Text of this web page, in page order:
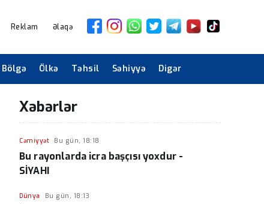
Reklam Əlaqə
Bölgə Ölkə Təhsil Səhiyyə Digər
Xəbərlər
Cəmiyyət Bu gün, 18:18
Bu rayonlarda icra başçısı yoxdur -
SİYAHI
Dünya Bu gün, 18:13